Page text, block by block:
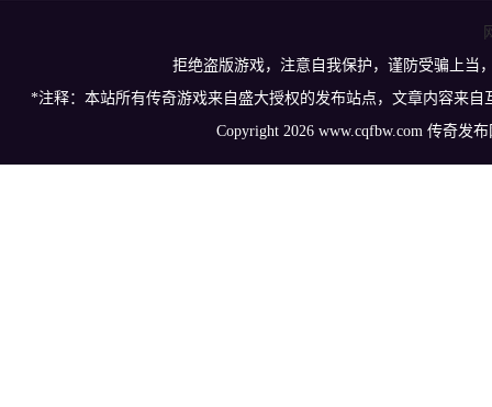
拒绝盗版游戏，注意自我保护，谨防受骗上当
*注释：本站所有传奇游戏来自盛大授权的发布站点，文章内容来
Copyright 2026 www.cqfbw.com 传奇发